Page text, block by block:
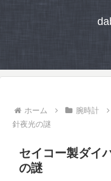
ホーム 腕時計
針夜光の謎
セイコー製ダイ
の謎